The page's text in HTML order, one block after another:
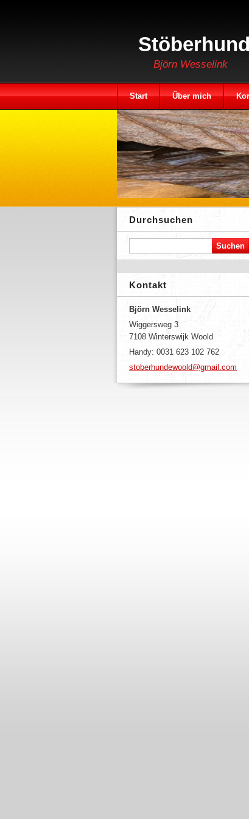
Björn Wesselink
Durchsuchen
Kontakt
Björn Wesselink
Wiggersweg 3
7108 Winterswijk Woold
Handy: 0031 623 102 762
stoberhundewoold@gmail.com
Start Über mich